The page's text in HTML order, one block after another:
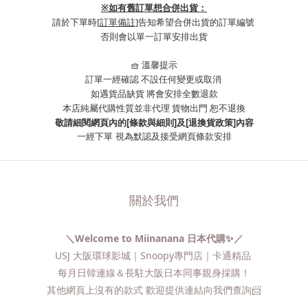
※如有舊訂單想合併出貨：
請於下單時[訂單備註]告知希望合併出貨的訂單編號
否則會以單一訂單安排出貨
🧺 溫馨提示
訂單一經確認 不設任何變更或取消
如遇貨品缺貨 將會安排全數退款
本店純屬代購性質並非代理 貨物出門 恕不退換
敬請細閱網頁內的[條款與細則]及[退換貨政策]內容
一經下單 視為默認及接受網頁條款安排
關於我們
＼Welcome to Miinanana 日本代購✨／
USJ 大阪環球影城｜Snoopy專門店｜卡通精品
每月日韓連線＆長駐大阪日本同事親身採購！
其他網頁上沒有的款式 歡迎提供連結向我們查詢📨​